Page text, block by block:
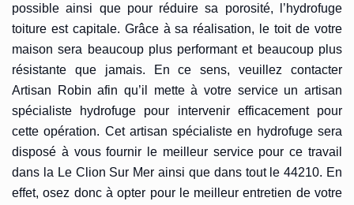
possible ainsi que pour réduire sa porosité, l’hydrofuge
toiture est capitale. Grâce à sa réalisation, le toit de votre
maison sera beaucoup plus performant et beaucoup plus
résistante que jamais. En ce sens, veuillez contacter
Artisan Robin afin qu’il mette à votre service un artisan
spécialiste hydrofuge pour intervenir efficacement pour
cette opération. Cet artisan spécialiste en hydrofuge sera
disposé à vous fournir le meilleur service pour ce travail
dans la Le Clion Sur Mer ainsi que dans tout le 44210. En
effet, osez donc à opter pour le meilleur entretien de votre